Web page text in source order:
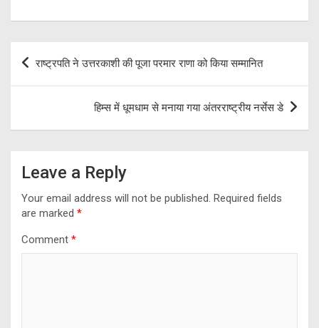
ce
o
e
gr
a
m
tt
er
at
A
p
p
ar
Post
navigation
राष्ट्रपति ने उत्तरकाशी की पूजा परमार राणा को किया सम्मानित
हिम्स में धूमधाम से मनाया गया अंतरराष्ट्रीय नर्सेस डे
Leave a Reply
Your email address will not be published. Required fields
are marked *
Comment *